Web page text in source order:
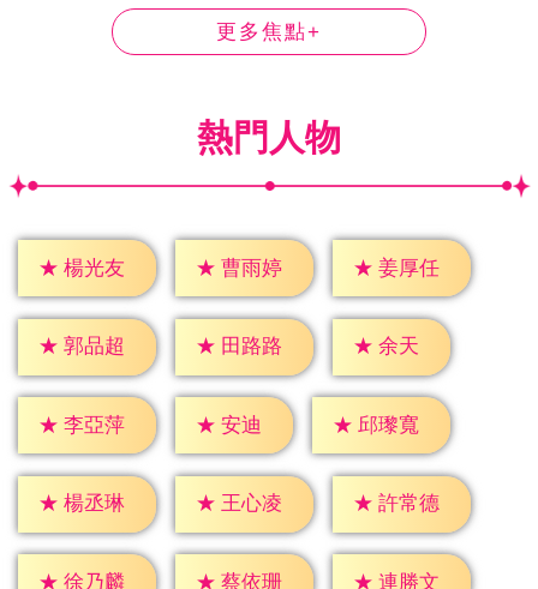
更多焦點+
熱門人物
★ 楊光友 ★ 曹雨婷 ★ 姜厚任
★ 郭品超 ★ 田路路 ★ 余天
★ 李亞萍 ★ 安迪 ★ 邱瓈寬
★ 楊丞琳 ★ 王心凌 ★ 許常德
★ 徐乃麟 ★ 蔡依珊 ★ 連勝文